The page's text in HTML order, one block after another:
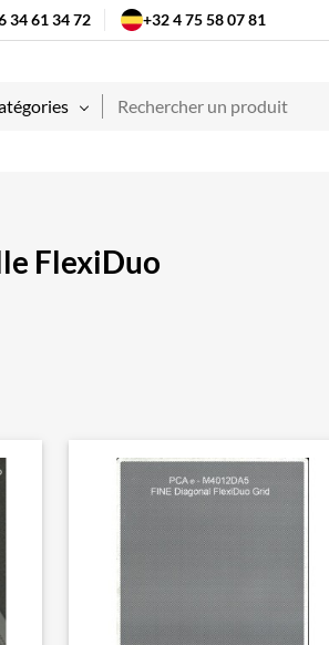
34 61 34 72 +32 4 75 58 07 81
FlexiDuo